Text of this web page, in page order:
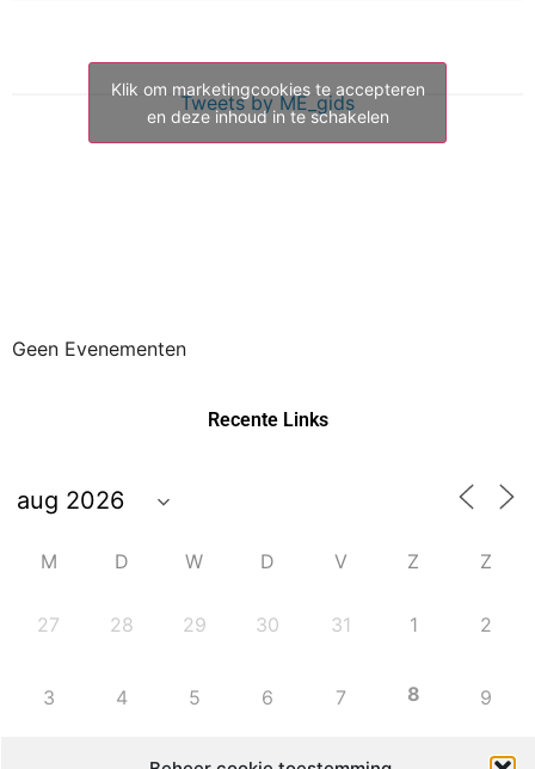
Tweets by ME_gids
Klik om marketingcookies te accepteren
en deze inhoud in te schakelen
Geen Evenementen
Recente Links
M D W D V Z Z
27 28 29 30 31 1 2
3 4 5 6 7 8 9